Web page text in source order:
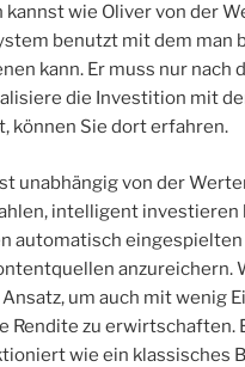
kannst wie Oliver von der
benutzt mit dem man
kann. Er muss nur nach
die Investition mit
können Sie dort erfahren.
unabhängig von der
intelligent investieren
automatisch
anzureichern.
um auch mit wenig
Rendite zu erwirtschaften.
wie ein klassisches